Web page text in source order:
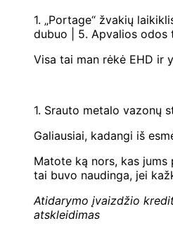
1. „Portage“ žvakių
dubuo | 5. Apvalios odos
Visa tai man rėkė EHD ir
1. Srauto metalo vazonų
Galiausiai, kadangi iš
Matote ką nors, kas
tai buvo naudinga, jei
Atidarymo įvaizdžio
atskleidimas